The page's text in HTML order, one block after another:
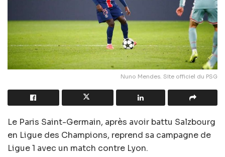
Nuno Mendes. Site officiel du PSG
Le Paris Saint-Germain, après avoir battu Salzbourg
en Ligue des Champions, reprend sa campagne de
Ligue 1 avec un match contre Lyon.